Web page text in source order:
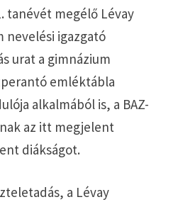
tanévét megélő Lévay
nevelési igazgató
urat a gimnázium
emléktábla
alkalmából is, a BAZ-
az itt megjelent
diákságot.
a Lévay